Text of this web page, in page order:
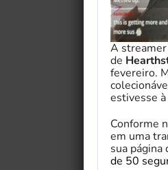
A
de
fevereiro.
estivesse
Conforme
em uma
sua página
de 50